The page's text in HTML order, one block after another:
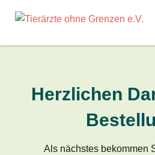
Herzlichen
Als nächstes bekommen